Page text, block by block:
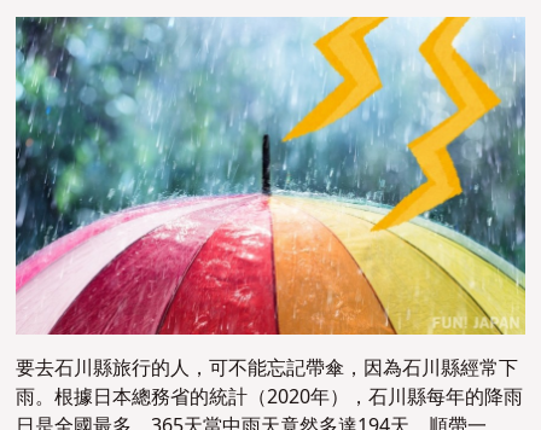
要去石川縣旅行的人，可不能忘記帶傘，因為石川縣經常下
雨。根據日本總務省的統計（2020年），石川縣每年的降雨